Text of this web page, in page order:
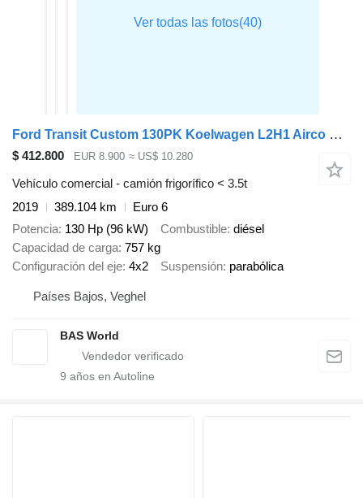
Ford Transit Custom 130PK Koelwagen L2H1 Airco Cruise Parkeersensoren
$ 412.800 EUR 8.900 ≈ US$ 10.280
Vehículo comercial - camión frigorífico < 3.5t
2019
389.104 km
Euro 6
Potencia 130 Hp (96 kW) Combustible diésel
Capacidad de carga 757 kg
Configuración del eje 4x2 Suspensión parabólica
Países Bajos, Veghel
BAS World
9 años en Autoline